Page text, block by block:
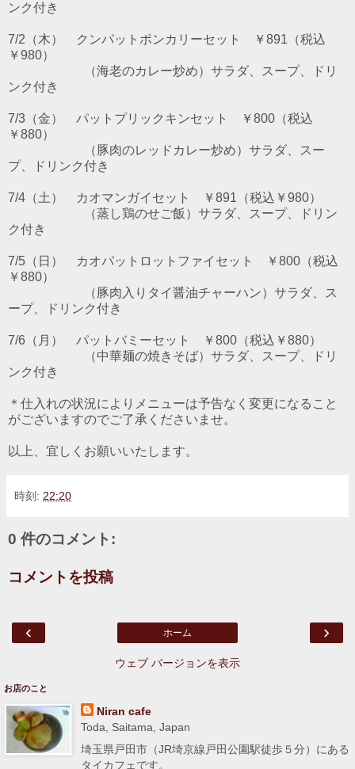
ンク付き
7/2（木） クンパットポンカリーセット ￥891（税込
￥980）
（海老のカレー炒め）サラダ、スープ、ドリ
ンク付き
7/3（金） パットプリックキンセット ￥800（税込
￥880）
（豚肉のレッドカレー炒め）サラダ、スー
プ、ドリンク付き
7/4（土） カオマンガイセット ￥891（税込￥980）
（蒸し鶏のせご飯）サラダ、スープ、ドリン
ク付き
7/5（日） カオパットロットファイセット ￥800（税込
￥880）
（豚肉入りタイ醤油チャーハン）サラダ、ス
ープ、ドリンク付き
7/6（月） パットバミーセット ￥800（税込￥880）
（中華麺の焼きそば）サラダ、スープ、ドリ
ンク付き
＊仕入れの状況によりメニューは予告なく変更になること
がございますのでご了承くださいませ。
以上、宜しくお願いいたします。
時刻: 22:20
0 件のコメント:
コメントを投稿
‹ ›
ホーム
ウェブ バージョンを表示
お店のこと
Niran cafe
Toda, Saitama, Japan
埼玉県戸田市（JR埼京線戸田公園駅徒歩５分）にある
タイカフェです。